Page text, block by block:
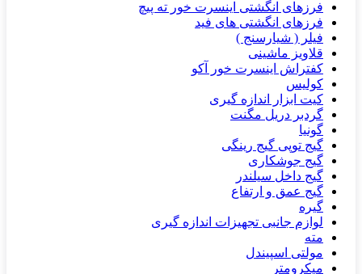
فرزهای انگشتی اینسرت خور ته پیچ
فرزهای انگشتی های فید
فیلر ( شیارسنج )
قلاویز ماشینی
کفتراش اینسرت خور آکو
کولیس
کیت ابزار اندازه گیری
گردبر دریل مگنت
گونیا
گیج توپی گیج رینگی
گیج جوشکاری
گیج داخل سیلندر
گیج عمق و ارتفاع
گیره
لوازم جانبی تجهیزات اندازه گیری
مته
مولتی اسپیندل
میکرومتر